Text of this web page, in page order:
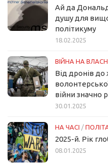
Ай да
душу для
політикуму
18.02.2025
ВІЙНА НА
Від дронів
війни значно
30.01.2025
НА ЧАСІ /
2025-й. Рік
08.01.2025